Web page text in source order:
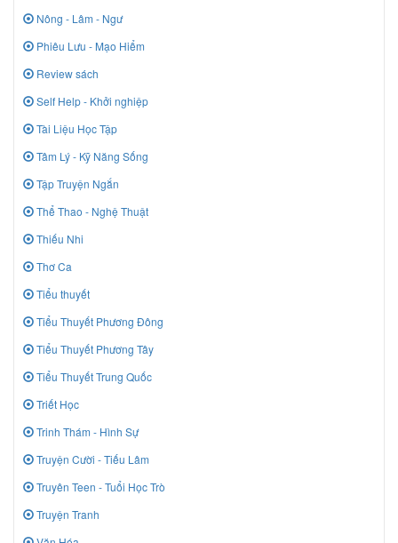
Nông - Lâm - Ngư
Phiêu Lưu - Mạo Hiểm
Review sách
Self Help - Khởi nghiệp
Tài Liệu Học Tập
Tâm Lý - Kỹ Năng Sống
Tập Truyện Ngắn
Thể Thao - Nghệ Thuật
Thiếu Nhi
Thơ Ca
Tiểu thuyết
Tiểu Thuyết Phương Đông
Tiểu Thuyết Phương Tây
Tiểu Thuyết Trung Quốc
Triết Học
Trinh Thám - Hình Sự
Truyện Cười - Tiếu Lâm
Truyên Teen - Tuổi Học Trò
Truyện Tranh